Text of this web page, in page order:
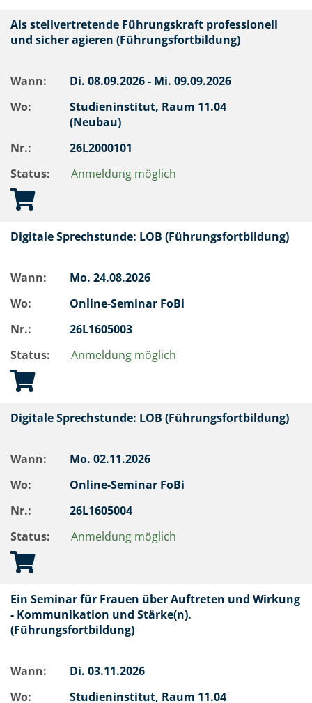
Als stellvertretende Führungskraft professionell
und sicher agieren (Führungsfortbildung)
Wann: Di. 08.09.2026 - Mi. 09.09.2026
Wo:
Studieninstitut, Raum 11.04
(Neubau)
Nr.:
26L2000101
Status:
Anmeldung möglich
Digitale Sprechstunde: LOB (Führungsfortbildung)
Wann: Mo. 24.08.2026
Wo:
Online-Seminar FoBi
Nr.:
26L1605003
Status:
Anmeldung möglich
Digitale Sprechstunde: LOB (Führungsfortbildung)
Wann: Mo. 02.11.2026
Wo:
Online-Seminar FoBi
Nr.:
26L1605004
Status:
Anmeldung möglich
Ein Seminar für Frauen über Auftreten und Wirkung
- Kommunikation und Stärke(n).
(Führungsfortbildung)
Wann: Di. 03.11.2026
Wo:
Studieninstitut, Raum 11.04